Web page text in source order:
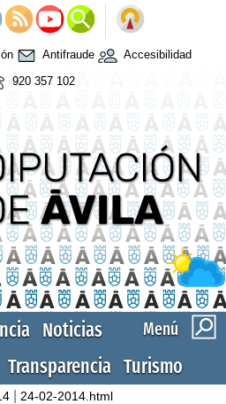
Antifraude
Accesibilidad
920 357 102
Menú
Noticias
Transparencia Turismo
24-02-2014.html